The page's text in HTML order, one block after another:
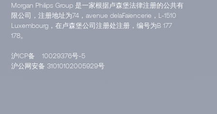
Morgan Philips Group 是一家根据卢森堡法律注册的公共有
限公司，注册地址为74，avenue delaFaïencerie，L-1510
Luxembourg，在卢森堡公司注册处注册，编号为B 177
178。
沪ICP备
10029376号-5
沪公网安备 31010102005929号